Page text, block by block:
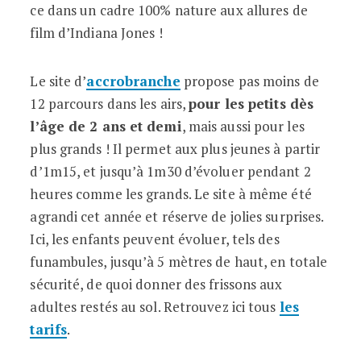
ce dans un cadre 100% nature aux allures de
film d’Indiana Jones !
Le site d’accrobranche propose pas moins de
12 parcours dans les airs,pour les petits dès
l’âge de 2 ans et demi, mais aussi pour les
plus grands ! Il permet aux plus jeunes à partir
d’1m15, et jusqu’à 1m30 d’évoluer pendant 2
heures comme les grands. Le site à même été
agrandi cet année et réserve de jolies surprises.
Ici, les enfants peuvent évoluer, tels des
funambules, jusqu’à 5 mètres de haut, en totale
sécurité, de quoi donner des frissons aux
adultes restés au sol. Retrouvez ici tous les
tarifs.